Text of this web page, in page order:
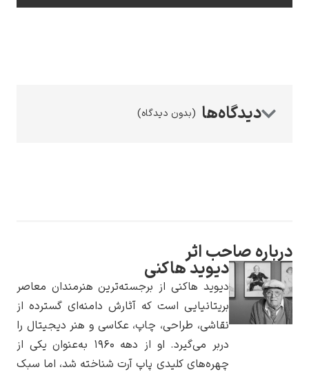
پل سزان
(بدون دیدگاه)
صاحب اثر
دیوید هاکنی
دیوید هاکنی از برجسته‌ترین هنرمندان معاصر
بریتانیایی است که آثارش دامنه‌ای گسترده از
نقاشی، طراحی، چاپ، عکاسی و هنر دیجیتال را
دربر می‌گیرد. او از دهه ۱۹۶۰ به‌عنوان یکی از
چهره‌های کلیدی پاپ آرت شناخته شد، اما سبک